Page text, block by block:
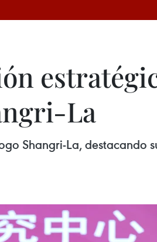
La
Shangri-La, destacando